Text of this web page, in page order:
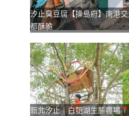
汐止臭豆腐【操島府】南港
都酥脆
新北汐止｜白匏湖生態農場